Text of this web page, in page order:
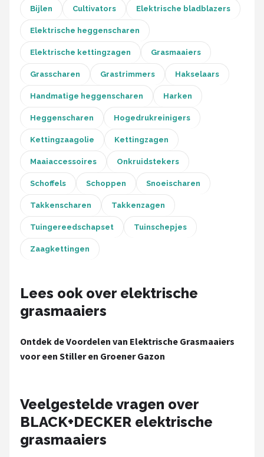
Bijlen Cultivators Elektrische bladblazers
Elektrische heggenscharen
Elektrische kettingzagen Grasmaaiers
Grasscharen Grastrimmers Hakselaars
Handmatige heggenscharen Harken
Heggenscharen Hogedrukreinigers
Kettingzaagolie Kettingzagen
Maaiaccessoires Onkruidstekers
Schoffels Schoppen Snoeischaren
Takkenscharen Takkenzagen
Tuingereedschapset Tuinschepjes
Zaagkettingen
Lees ook over elektrische
grasmaaiers
Ontdek de Voordelen van Elektrische Grasmaaiers
voor een Stiller en Groener Gazon
Veelgestelde vragen over
BLACK+DECKER elektrische
grasmaaiers